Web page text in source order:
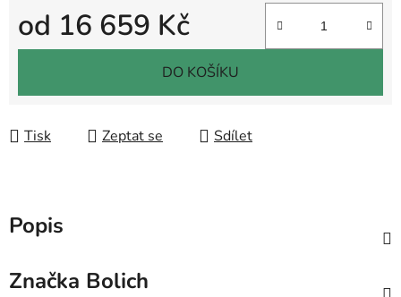
od 16 659 Kč
Měrná cena:
DO KOŠÍKU
Tisk Zeptat se Sdílet
Popis
Značka Bolich